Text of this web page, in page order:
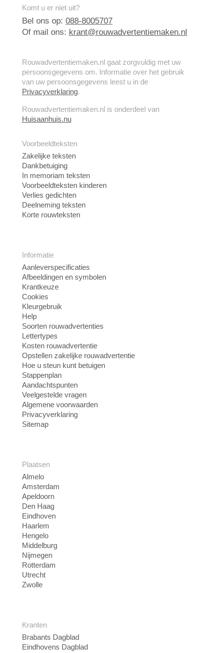
Komt u er niet uit?
Bel ons op: 088-8005707
Of mail ons: krant@rouwadvertentiemaken.nl
Rouwadvertentiemaken.nl gaat zorgvuldig met uw
persoonsgegevens om. Informatie over het gebruik
van uw persoonsgegevens leest u in de
Privacyverklaring.
Rouwadvertentiemaken.nl is onderdeel van
Huisaanhuis.nu
Voorbeeldteksten
Zakelijke teksten
Dankbetuiging
In memoriam teksten
Voorbeeldteksten kinderen
Verlies gedichten
Deelneming teksten
Korte rouwteksten
Informatie
Aanleverspecificaties
Afbeeldingen en symbolen
Krantkeuze
Cookies
Kleurgebruik
Help
Soorten rouwadvertenties
Lettertypes
Kosten rouwadvertentie
Opstellen zakelijke rouwadvertentie
Hoe u steun kunt betuigen
Stappenplan
Aandachtspunten
Veelgestelde vragen
Algemene voorwaarden
Privacyverklaring
Sitemap
Plaatsen
Almelo
Amsterdam
Apeldoorn
Den Haag
Eindhoven
Haarlem
Hengelo
Middelburg
Nijmegen
Rotterdam
Utrecht
Zwolle
Kranten
Brabants Dagblad
Eindhovens Dagblad